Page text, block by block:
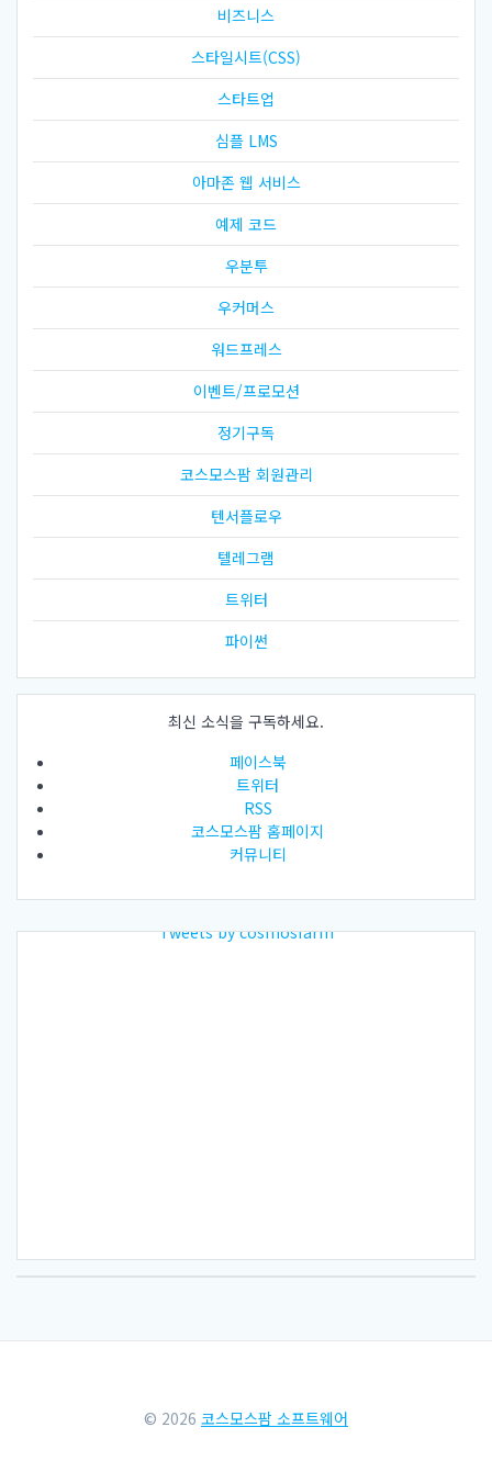
비즈니스
스타일시트(CSS)
스타트업
심플 LMS
아마존 웹 서비스
예제 코드
우분투
우커머스
워드프레스
이벤트/프로모션
정기구독
코스모스팜 회원관리
텐서플로우
텔레그램
트위터
파이썬
최신 소식을 구독하세요.
페이스북
트위터
RSS
코스모스팜 홈페이지
커뮤니티
Tweets by cosmosfarm
© 2026 코스모스팜 소프트웨어